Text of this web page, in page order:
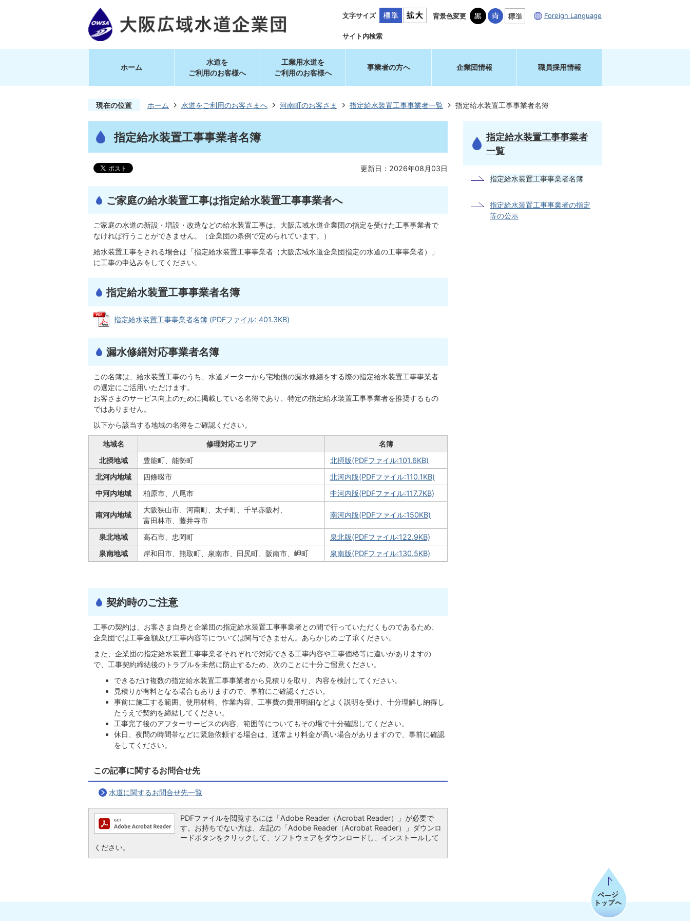
文字サイズ 背景色変更 Foreign Language
サイト内検索
ホーム
水道を
ご利用のお客様へ
工業用水道を
ご利用のお客様へ
事業者の方へ 企業団情報 職員採用情報
現在の位置 ホーム 水道をご利用のお客さまへ 河南町のお客さま 指定給水装置工事事業者一覧 指定給水装置工事事業者名簿
指定給水装置工事事業者名簿
更新日：2026年08月03日
ご家庭の給水装置工事は指定給水装置工事事業者へ
ご家庭の水道の新設・増設・改造などの給水装置工事は、大阪広域水道企業団の指定を受けた工事事業者で
なければ行うことができません。（企業団の条例で定められています。）
給水装置工事をされる場合は「指定給水装置工事事業者（大阪広域水道企業団指定の水道の工事事業者）」
に工事の申込みをしてください。
指定給水装置工事事業者名簿
指定給水装置工事事業者名簿 (PDFファイル: 401.3KB)
漏水修繕対応事業者名簿
この名簿は、給水装置工事のうち、水道メーターから宅地側の漏水修繕をする際の指定給水装置工事事業者
の選定にご活用いただけます。
お客さまのサービス向上のために掲載している名簿であり、特定の指定給水装置工事事業者を推奨するもの
ではありません。
以下から該当する地域の名簿をご確認ください。
地域名 修理対応エリア
名簿
北摂地域
豊能町、能勢町
北摂版(PDFファイル:101.6KB)
北河内地域
四條畷市
北河内版(PDFファイル:110.1KB)
中河内地域
柏原市、八尾市 中河内版(PDFファイル:117.7KB)
南河内地域
大阪狭山市、河南町、太子町、千早赤阪村、
富田林市、藤井寺市
南河内版(PDFファイル:150KB)
泉北地域 高石市、忠岡町
泉北版(PDFファイル:122.9KB)
泉南地域
岸和田市、熊取町、泉南市、田尻町、阪南市、岬町 泉南版(PDFファイル:130.5KB)
契約時のご注意
工事の契約は、お客さま自身と企業団の指定給水装置工事事業者との間で行っていただくものであるため、
企業団では工事金額及び工事内容等については関与できません。あらかじめご了承ください。
また、企業団の指定給水装置工事事業者それぞれで対応できる工事内容や工事価格等に違いがありますの
で、工事契約締結後のトラブルを未然に防止するため、次のことに十分ご留意ください。
できるだけ複数の指定給水装置工事事業者から見積りを取り、内容を検討してください。
見積りが有料となる場合もありますので、事前にご確認ください。
事前に施工する範囲、使用材料、作業内容、工事費の費用明細などよく説明を受け、十分理解し納得し
たうえで契約を締結してください。
工事完了後のアフターサービスの内容、範囲等についてもその場で十分確認してください。
休日、夜間の時間帯などに緊急依頼する場合は、通常より料金が高い場合がありますので、事前に確認
をしてください。
この記事に関するお問合せ先
水道に関するお問合せ先一覧
PDFファイルを閲覧するには「Adobe Reader（Acrobat Reader）」が必要で
す。お持ちでない方は、左記の「Adobe Reader（Acrobat Reader）」ダウンロ
ードボタンをクリックして、ソフトウェアをダウンロードし、インストールして
ください。
指定給水装置工事事業者
一覧
指定給水装置工事事業者名簿
指定給水装置工事事業者の指定
等の公示